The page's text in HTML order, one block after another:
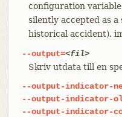
configuration
silently accepted as a
historical accident).
--output=<fil>
Skriv utdata till en
--output-indicator-
--output-indicator-
--output-indicator-